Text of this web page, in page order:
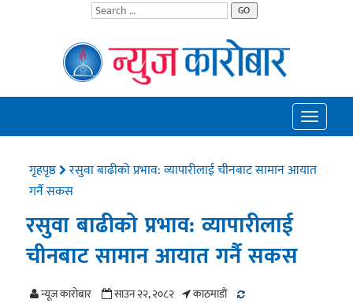
GO
Toggle
गृहपृष्ठ
रसुवा बाढीको प्रभाव: व्यापारीलाई चीनबाट सामान आयात
गर्नै सकस
रसुवा बाढीको प्रभाव: व्यापारीलाई
चीनबाट सामान आयात गर्नै सकस
न्यूज काराेबार साउन २२, २०८२ काठमाडाैं